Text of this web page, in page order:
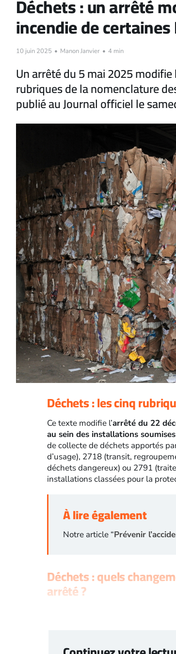
Déchets : un arrêté
incendie de certaines
10 juin 2025 • Manon Janvier • 4 min
Un arrêté du 5 mai 2025
rubriques de la nomenclature
publié au Journal officiel le
Déchets : les cinq
Ce texte modifie l’arrêté du 22
au sein des installations
de collecte de déchets apportés
d’usage), 2718 (transit,
déchets dangereux) ou 2791
installations classées pour la
À lire également
Notre article “Prévenir
Déchets : quels
arrêté ?